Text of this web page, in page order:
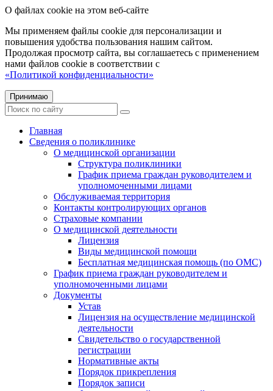
О файлах cookie на этом веб-сайте
Мы применяем файлы cookie для персонализации и
повышения удобства пользования нашим сайтом.
Продолжая просмотр сайта, вы соглашаетесь с применением
нами файлов cookie в соответствии с
«Политикой конфиденциальности»
Принимаю
Главная
Сведения о поликлинике
О медицинской организации
Структура поликлиники
График приема граждан руководителем и
уполномоченными лицами
Обслуживаемая территория
Контакты контролирующих органов
Страховые компании
О медицинской деятельности
Лицензия
Виды медицинской помощи
Бесплатная медицинская помощь (по ОМС)
График приема граждан руководителем и
уполномоченными лицами
Документы
Устав
Лицензия на осуществление медицинской
деятельности
Свидетельство о государственной
регистрации
Нормативные акты
Порядок прикрепления
Порядок записи